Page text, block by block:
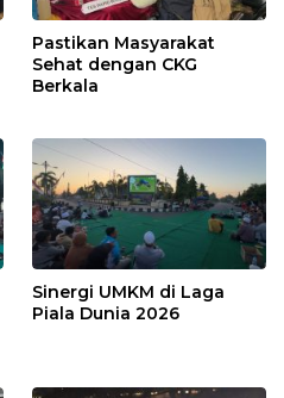
Pastikan Masyarakat
Sehat dengan CKG
Berkala
Sinergi UMKM di Laga
Piala Dunia 2026